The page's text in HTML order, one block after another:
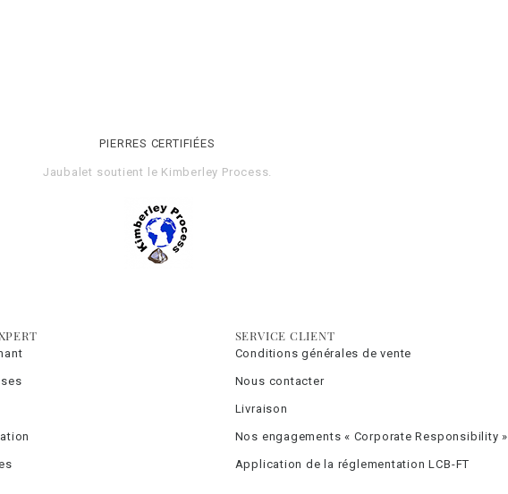
PIERRES CERTIFIÉES
Jaubalet soutient le Kimberley Process
SERVICE CLIENT
Conditions générales de vente
Nous contacter
Livraison
Nos engagements « Corporate Responsibility »
Application de la réglementation LCB-FT